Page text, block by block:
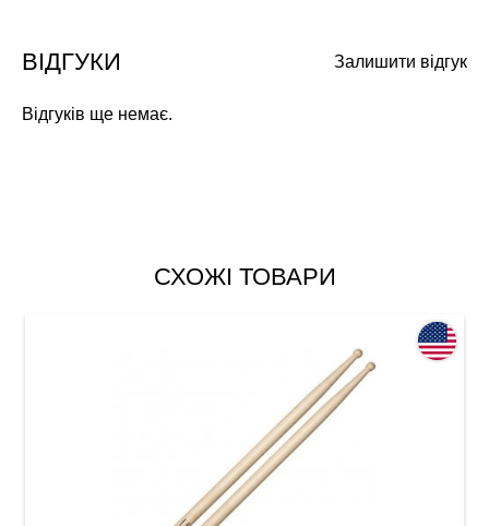
Залишити відгук
ВІДГУКИ
Відгуків ще немає.
СХОЖІ ТОВАРИ